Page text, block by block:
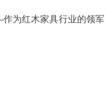
为红木家具行业的领军